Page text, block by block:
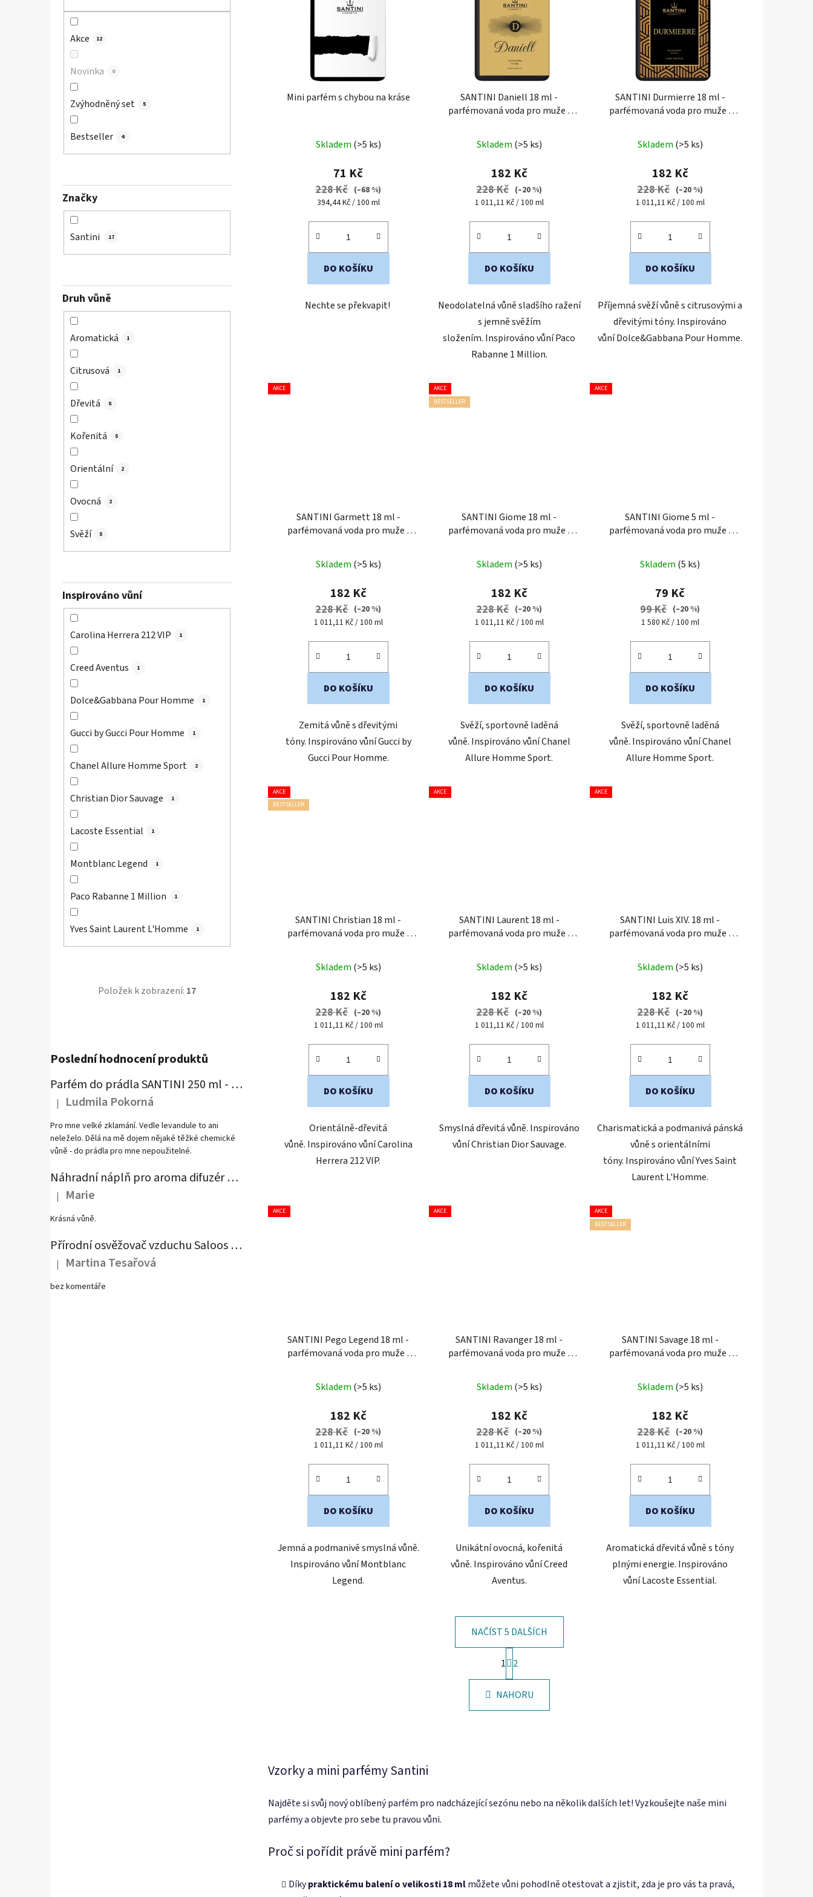
Akce 12
Novinka 0
Zvýhodněný set 5
Bestseller 4
Značky
Santini 17
Druh vůně
Aromatická 1
Citrusová 1
Dřevitá 8
Kořenitá 5
Orientální 2
Ovocná 2
Svěží 5
Inspirováno vůní
Carolina Herrera 212 VIP 1
Creed Aventus 1
Dolce&Gabbana Pour Homme 1
Gucci by Gucci Pour Homme 1
Chanel Allure Homme Sport 2
Christian Dior Sauvage 1
Lacoste Essential 1
Montblanc Legend 1
Paco Rabanne 1 Million 1
Yves Saint Laurent L'Homme 1
Položek k zobrazení: 17
Poslední hodnocení produktů
Parfém do prádla SANTINI 250 ml - Mystical Vibration
Hodnocení produktu je 1 z 5 hvězdiček.
| Ludmila Pokorná
Pro mne velké zklamání. Vedle levandule to ani
neleželo. Dělá na mě dojem nějaké těžké chemické
vůně - do prádla pro mne nepoužitelné.
Náhradní náplň pro aroma difuzér SANTINI - Fumé Rubis
Hodnocení produktu je 5 z 5 hvězdiček.
| Marie
Krásná vůně.
Přírodní osvěžovač vzduchu Saloos - Antitabák
Hodnocení produktu je 4 z 5 hvězdiček.
| Martina Tesařová
bez komentáře
Mini parfém s chybou na kráse
hodnocení
produktu
je
4,4
5
Skladem (>5 ks)
71 Kč
228 Kč (–68 %)
Měrná
394,44 Kč / 100 ml
DO KOŠÍKU
Nechte se překvapit!
SANTINI Daniell 18 ml -
parfémovaná voda pro muže |
Skladem (>5 ks)
182 Kč
228 Kč (–20 %)
Měrná
1 011,11 Kč / 100 ml
DO KOŠÍKU
Neodolatelná vůně sladšího ražení
s jemně svěžím
složením. Inspirováno vůní Paco
Rabanne 1 Million.
SANTINI Durmierre 18 ml -
parfémovaná voda pro muže |
Skladem (>5 ks)
182 Kč
228 Kč (–20 %)
Měrná
1 011,11 Kč / 100 ml
DO KOŠÍKU
Příjemná svěží vůně s citrusovými a
dřevitými tóny. Inspirováno
vůní Dolce&Gabbana Pour Homme.
AKCE
SANTINI Garmett 18 ml -
parfémovaná voda pro muže |
Skladem (>5 ks)
182 Kč
228 Kč (–20 %)
Měrná
1 011,11 Kč / 100 ml
DO KOŠÍKU
Zemitá vůně s dřevitými
tóny. Inspirováno vůní Gucci by
Gucci Pour Homme.
AKCE
BESTSELLER
SANTINI Giome 18 ml -
parfémovaná voda pro muže |
hodnocení
produktu
je
5,0
5
Skladem (>5 ks)
182 Kč
228 Kč (–20 %)
Měrná
1 011,11 Kč / 100 ml
DO KOŠÍKU
Svěží, sportovně laděná
vůně. Inspirováno vůní Chanel
Allure Homme Sport.
AKCE
SANTINI Giome 5 ml -
parfémovaná voda pro muže |
Skladem (5 ks)
79 Kč
99 Kč (–20 %)
Měrná
1 580 Kč / 100 ml
DO KOŠÍKU
Svěží, sportovně laděná
vůně. Inspirováno vůní Chanel
Allure Homme Sport.
AKCE
BESTSELLER
SANTINI Christian 18 ml -
parfémovaná voda pro muže |
hodnocení
produktu
je
5,0
5
Skladem (>5 ks)
182 Kč
228 Kč (–20 %)
Měrná
1 011,11 Kč / 100 ml
DO KOŠÍKU
Orientálně-dřevitá
vůně. Inspirováno vůní Carolina
Herrera 212 VIP.
AKCE
SANTINI Laurent 18 ml -
parfémovaná voda pro muže |
Skladem (>5 ks)
182 Kč
228 Kč (–20 %)
Měrná
1 011,11 Kč / 100 ml
DO KOŠÍKU
Smyslná dřevitá vůně. Inspirováno
vůní Christian Dior Sauvage.
AKCE
SANTINI Luis XIV. 18 ml -
parfémovaná voda pro muže |
hodnocení
produktu
je
5,0
5
Skladem (>5 ks)
182 Kč
228 Kč (–20 %)
Měrná
1 011,11 Kč / 100 ml
DO KOŠÍKU
Charismatická a podmanivá pánská
vůně s orientálními
tóny. Inspirováno vůní Yves Saint
Laurent L'Homme.
AKCE
SANTINI Pego Legend 18 ml -
parfémovaná voda pro muže |
Skladem (>5 ks)
182 Kč
228 Kč (–20 %)
Měrná
1 011,11 Kč / 100 ml
DO KOŠÍKU
Jemná a podmanivě smyslná vůně.
Inspirováno vůní Montblanc
Legend.
AKCE
SANTINI Ravanger 18 ml -
parfémovaná voda pro muže |
Skladem (>5 ks)
182 Kč
228 Kč (–20 %)
Měrná
1 011,11 Kč / 100 ml
DO KOŠÍKU
Unikátní ovocná, kořenitá
vůně. Inspirováno vůní Creed
Aventus.
AKCE
BESTSELLER
SANTINI Savage 18 ml -
parfémovaná voda pro muže |
hodnocení
produktu
je
5,0
5
Skladem (>5 ks)
182 Kč
228 Kč (–20 %)
Měrná
1 011,11 Kč / 100 ml
DO KOŠÍKU
Aromatická dřevitá vůně s tóny
plnými energie. Inspirováno
vůní Lacoste Essential.
O
v
l
á
v
i
NAČÍST 5 DALŠÍCH
S
t
r
n
k
1 2
NAHORU
Vzorky a mini parfémy Santini
Najděte si svůj nový oblíbený parfém pro nadcházející sezónu nebo na několik dalších let! Vyzkoušejte naše mini
parfémy a objevte pro sebe tu pravou vůni.
Proč si pořídit právě mini parfém?
Díkypraktickému balení o velikosti 18 mlmůžete vůni pohodlně otestovat a zjistit, zda je pro vás ta pravá,